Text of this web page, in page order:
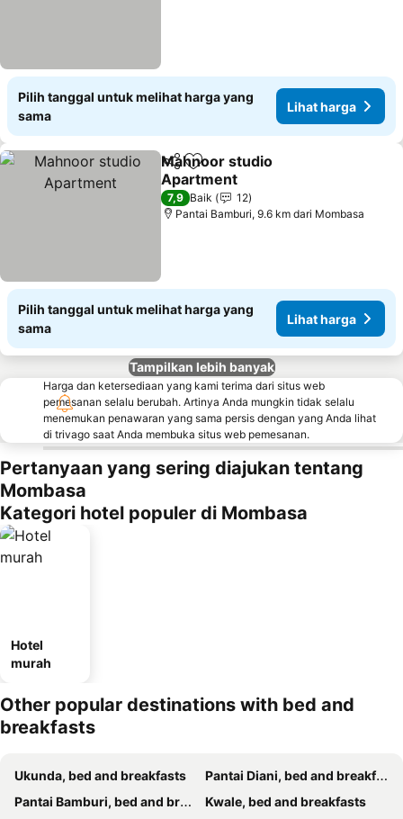
Pilih tanggal untuk melihat harga yang
sama
Lihat harga
BagikanTambahkan ke favorit
Mahnoor studio
Apartment
Lihat harga
7,9 Baik
12
Pantai Bamburi, 9.6 km dari Mombasa
Pilih tanggal untuk melihat harga yang
sama
Lihat harga
Tampilkan lebih banyak
Harga dan ketersediaan yang kami terima dari situs web
pemesanan selalu berubah. Artinya Anda mungkin tidak selalu
menemukan penawaran yang sama persis dengan yang Anda lihat
di trivago saat Anda membuka situs web pemesanan.
Pertanyaan yang sering diajukan tentang
Mombasa
Kategori hotel populer di Mombasa
Hotel
murah
Other popular destinations with bed and
breakfasts
Ukunda, bed and breakfasts
Pantai Diani, bed and breakfasts
Pantai Bamburi, bed and breakfasts
Kwale, bed and breakfasts